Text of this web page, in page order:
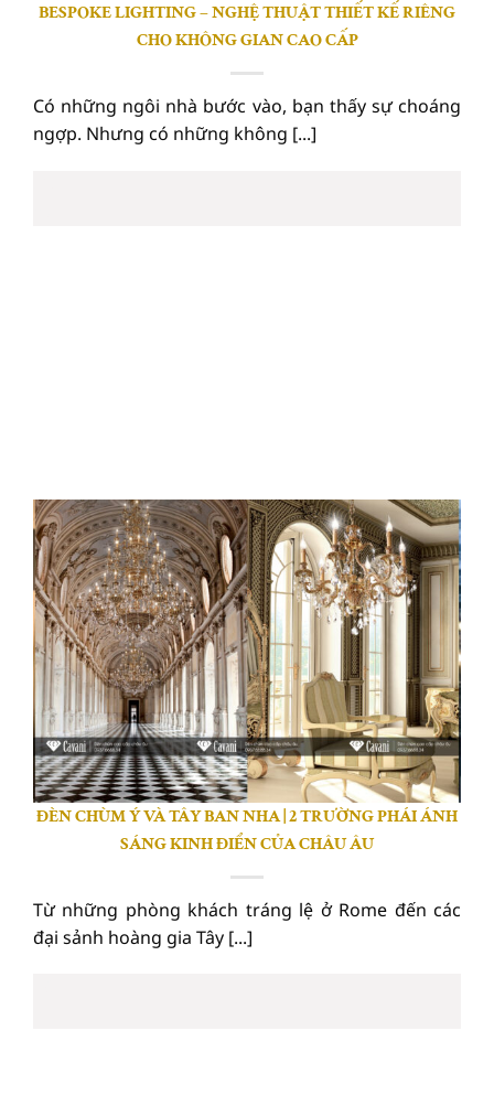
BESPOKE LIGHTING – NGHỆ THUẬT THIẾT KẾ RIÊNG
CHO KHÔNG GIAN CAO CẤP
Có những ngôi nhà bước vào, bạn thấy sự choáng
ngợp. Nhưng có những không [...]
ĐÈN CHÙM Ý VÀ TÂY BAN NHA | 2 TRƯỜNG PHÁI ÁNH
SÁNG KINH ĐIỂN CỦA CHÂU ÂU
Từ những phòng khách tráng lệ ở Rome đến các
đại sảnh hoàng gia Tây [...]